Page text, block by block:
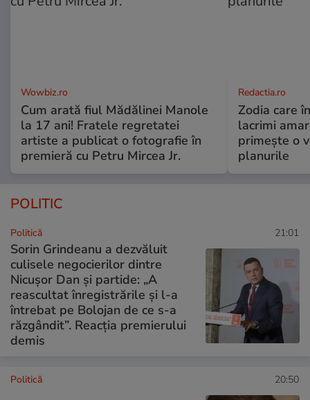
Wowbiz.ro
Cum arată fiul Mădălinei Manole
la 17 ani! Fratele regretatei
artiste a publicat o fotografie în
premieră cu Petru Mircea Jr.
Redactia.ro
Zodia care
lacrimi
primește o
planurile
POLITIC
Politică 21:01
Sorin Grindeanu a dezvăluit
culisele negocierilor dintre
Nicușor Dan și partide: „A
reascultat înregistrările și l-a
întrebat pe Bolojan de ce s-a
răzgândit”. Reacția premierului
demis
Politică 20:50